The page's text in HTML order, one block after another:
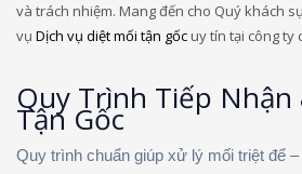
và trách nhiệm. Mang đến cho Quý khách
vụ Dịch vụ diệt mối tận gốcuy tín tại công ty
Quy Trình Tiếp
Tận Gốc
Quy trình chuẩn giúp xử lý mối triệt để